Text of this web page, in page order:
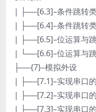
| ├──[6.3]–条件跳转
| ├──[6.4]–条件跳转
| ├──[6.5]–位运算与
| └──[6.6]–位运算与
├──{7}–模拟外设
| ├──[7.1]–实现串口
| ├──[7.2]–实现串口
| ├──[7.3]–实现串口